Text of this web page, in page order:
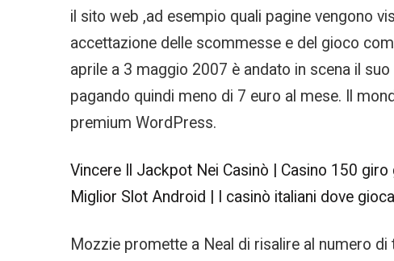
il sito web ,ad esempio quali pagine vengono
accettazione delle scommesse e del gioco
aprile a 3 maggio 2007 è andato in scena il
pagando quindi meno di 7 euro al mese. Il
premium WordPress.
Vincere Il Jackpot Nei Casinò | Casino 150 giro
Miglior Slot Android | I casinò italiani dove
Mozzie promette a Neal di risalire al numero